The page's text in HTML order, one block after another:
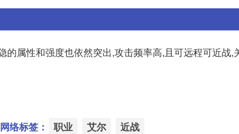
属性和强度也依然突出,攻击频率高,且可远程可近战,
网络标签： 职业 艾尔 近战